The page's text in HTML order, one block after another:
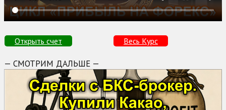
Открыть счет Весь Курс
— СМОТРИМ ДАЛЬШЕ —